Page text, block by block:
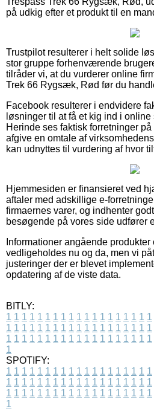
på udkig efter et produkt til en
Trustpilot resulterer i helt solide
stor gruppe forhenværende
tilråder vi, at du vurderer online
Trek 66 Rygsæk, Rød før du
Facebook resulterer i endvidere
løsninger til at få et kig ind i
Herinde ses faktisk forretninger
afgive en omtale af
kan udnyttes til vurdering af hvor
Hjemmesiden er finansieret ved
aftaler med adskillige e-
firmaernes varer, og indhenter
besøgende på vores side udfører
Informationer angående
vedligeholdes nu og da, men vi
justeringer der er blevet
opdatering af de viste data.
BITLY:
1 1 1 1 1 1 1 1 1 1 1 1 1 1 1 1 1 1 1
1 1 1 1 1 1 1 1 1 1 1 1 1 1 1 1 1 1 1
1 1 1 1 1 1 1 1 1 1 1 1 1 1 1 1 1 1 1
1
SPOTIFY:
1 1 1 1 1 1 1 1 1 1 1 1 1 1 1 1 1 1 1
1 1 1 1 1 1 1 1 1 1 1 1 1 1 1 1 1 1 1
1 1 1 1 1 1 1 1 1 1 1 1 1 1 1 1 1 1 1
1